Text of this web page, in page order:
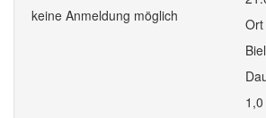
keine Anmeldung möglich
Ort